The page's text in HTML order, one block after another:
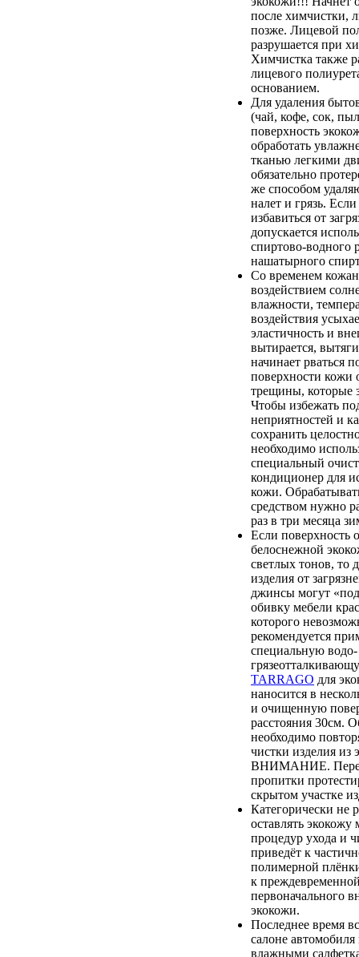
после химчистки,
позже. Лицевой
разрушается при
Химчистка также
лицевого
основанием.
Для удаления
(чай, кофе, сок,
поверхность
обработать
тканью легкими
обязательно
же способом
налет и грязь.
избавиться от
допускается
спиртово-водного
нашатырного
Со временем
воздействием
влажности,
воздействия
эластичность и
вытирается,
начинает рваться
поверхности кожи
трещины, которые
Чтобы избежать
неприятностей и
сохранить
необходимо
специальный
кондиционер для
кожи.
средством нужно
раз в три месяца
Если поверхность
белоснежной
светлых тонов, то
изделия от
джинсы могут
обивку мебели
которого
рекомендуется
специальную
TARRAGO для
наносится в
и очищенную
расстояния 30см.
необходимо
чистки изделия из
ВНИМАНИЕ.
пропитки
скрытом участке
Категорически не
оставлять экокожу
процедур ухода и
приведёт к
полимерной
к
первоначального
экокожи.
Последнее время
салоне
влажными